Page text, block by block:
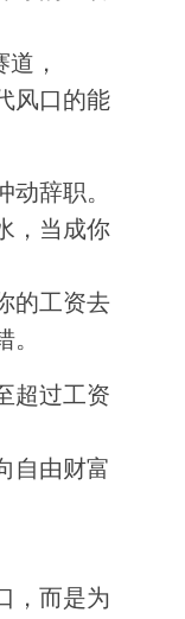
，
风口的能
辞职。
，当成你
的工资去
超过工资
自由财富
，而是为